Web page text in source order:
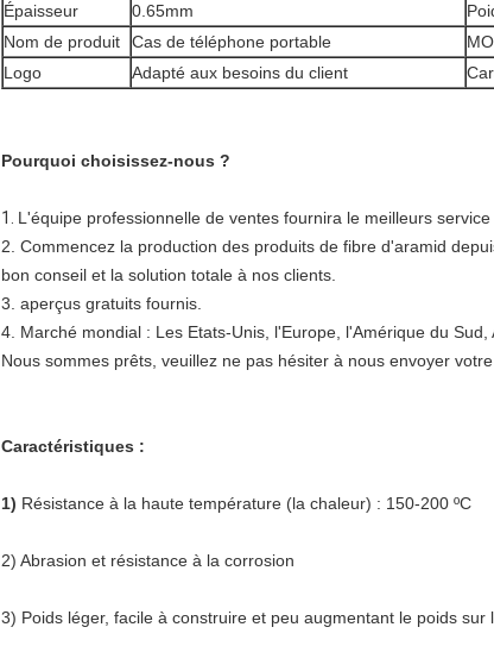
Épaisseur
0.65mm
Nom de produit
Cas de téléphone portable
Logo
Adapté aux besoins du client
Pourquoi choisissez-nous ?
1. L'équipe professionnelle de ventes fournira le meilleurs
2. Commencez la production des produits de fibre d'aramid
bon conseil et la solution totale à nos clients.
3. aperçus gratuits fournis.
4. Marché mondial : Les Etats-Unis, l'Europe, l'Amérique du Sud,
Nous sommes prêts, veuillez ne pas hésiter à nous envoyer
Caractéristiques :
1) Résistance à la haute température (la chaleur) : 150-200 ºC
2) Abrasion et résistance à la corrosion
3) Poids léger, facile à construire et peu augmentant le poids